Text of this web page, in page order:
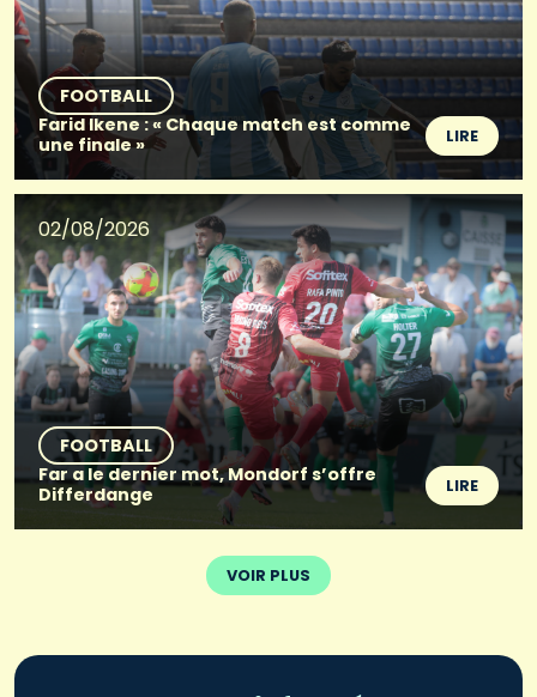
FOOTBALL
Farid Ikene : « Chaque match est comme
une finale »
LIRE
02/08/2026
FOOTBALL
Far a le dernier mot, Mondorf s’offre
Differdange
LIRE
VOIR PLUS